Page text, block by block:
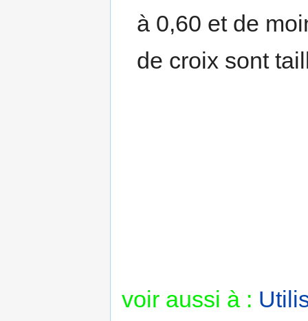
à 0,60 et de
de croix sont
voir aussi à :